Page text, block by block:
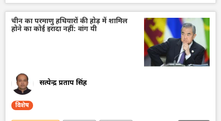
यूक्रेन की सुरक्षा सेवा (SBU)
यूक्रेन सशस्त्र बल
यूक्रेन का जवाबी हमला
रूस का विकास
मास्को
चीन का परमाणु हथियारों की होड़ में शामिल
होने का कोई इरादा नहीं: वांग यी
सत्येन्द्र प्रताप सिंह
विशेष